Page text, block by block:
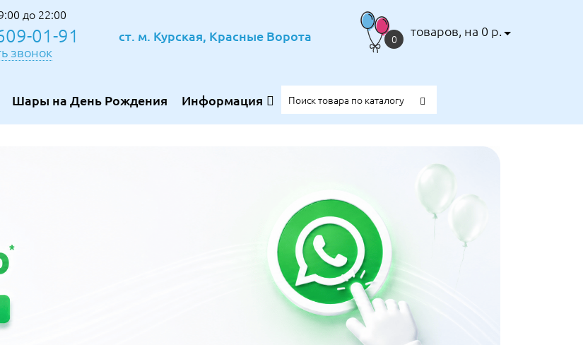
до 22:00
01-91
звонок
ст. м. Курская, Красные Ворота 0 товаров, на 0 р.
Шары на День Рождения Информация